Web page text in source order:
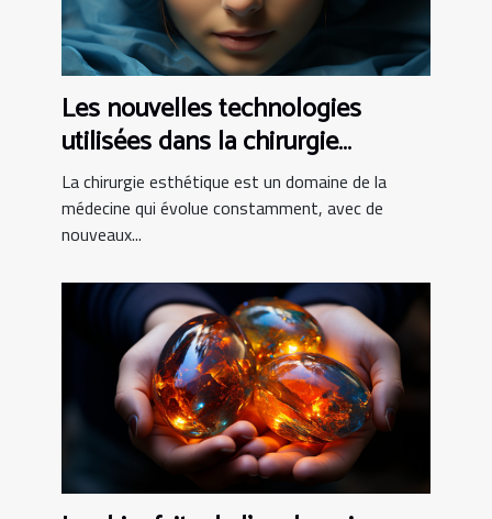
Les nouvelles technologies
utilisées dans la chirurgie
esthétique tunisienne
La chirurgie esthétique est un domaine de la
médecine qui évolue constamment, avec de
nouveaux...